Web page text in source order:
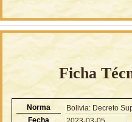
Ficha
Norma
Bolivia: Decreto